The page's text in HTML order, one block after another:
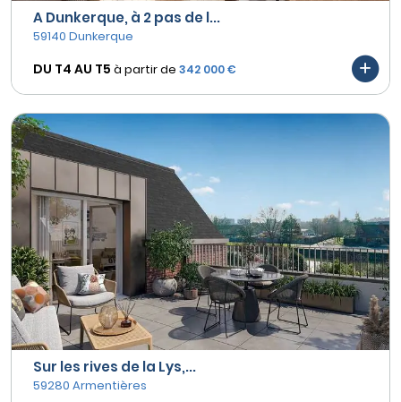
A Dunkerque, à 2 pas de l...
59140 Dunkerque
DU T4 AU T5 à partir de 342 000 €
Sur les rives de la Lys,...
59280 Armentières